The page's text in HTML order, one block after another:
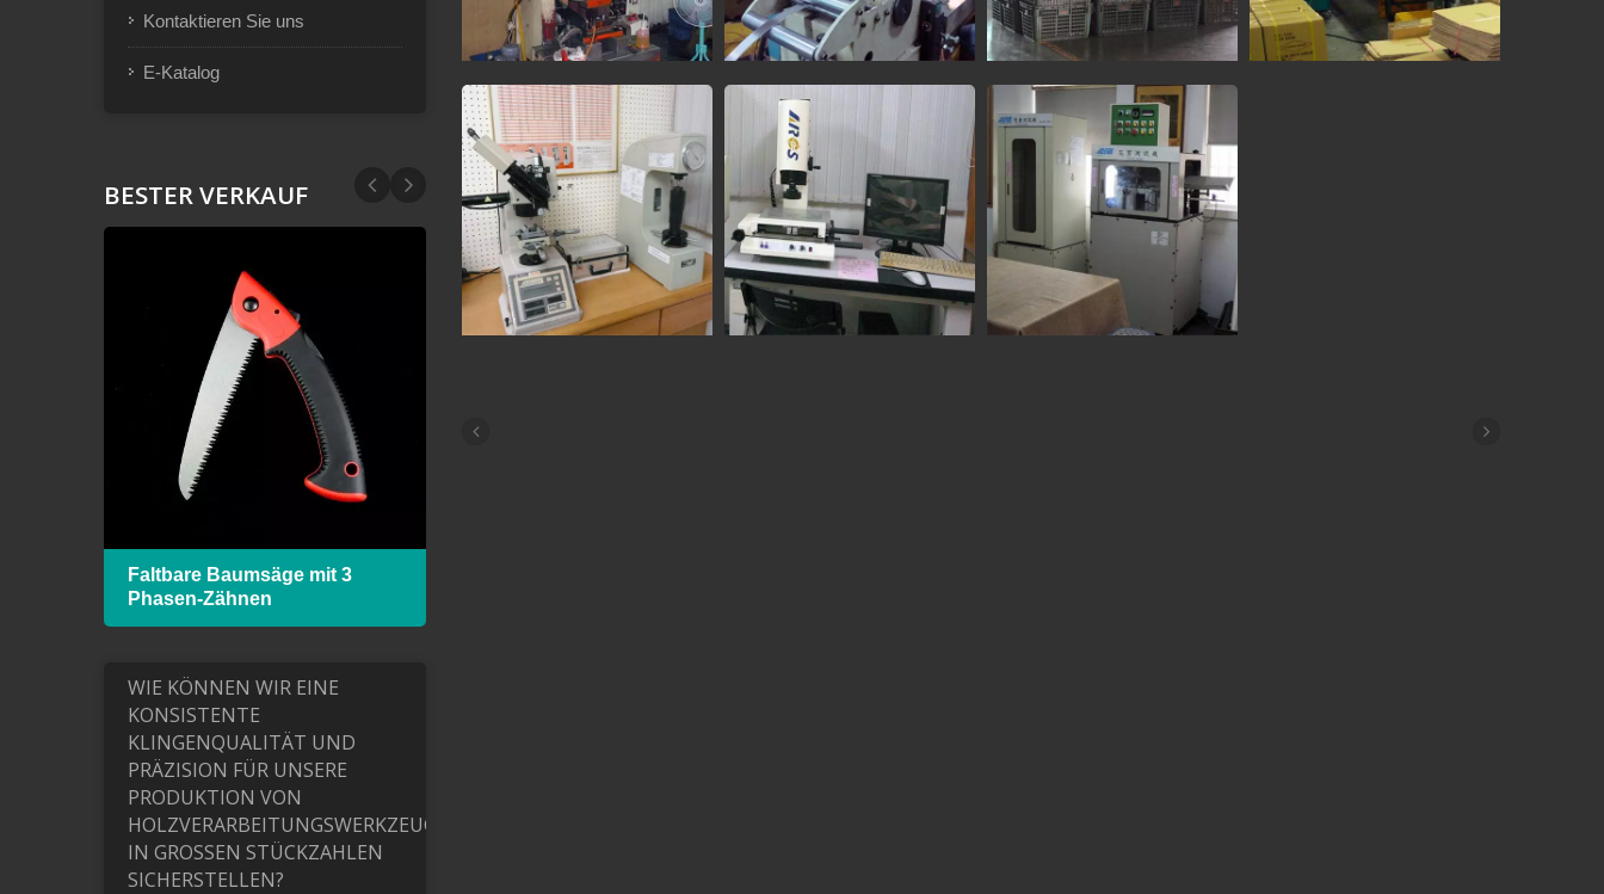
Kontaktieren Sie uns
E-Katalog
BESTER VERKAUF
Faltbare Baumsäge mit 3
Phasen-Zähnen
WIE KÖNNEN WIR EINE
KONSISTENTE
KLINGENQUALITÄT UND
PRÄZISION FÜR UNSERE
PRODUKTION VON
HOLZVERARBEITUNGSWERKZEUGEN
IN GROSSEN STÜCKZAHLEN S
ICHERSTELLEN?